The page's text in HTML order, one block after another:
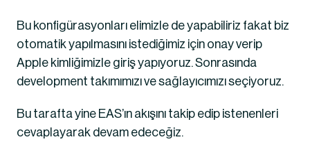
Bu konfigürasyonları elimizle de yapabiliriz fakat biz
otomatik yapılmasını istediğimiz için onay verip
Apple kimliğimizle giriş yapıyoruz. Sonrasında
development takımımızı ve sağlayıcımızı seçiyoruz.
Bu tarafta yine EAS’ın akışını takip edip istenenleri
cevaplayarak devam edeceğiz.